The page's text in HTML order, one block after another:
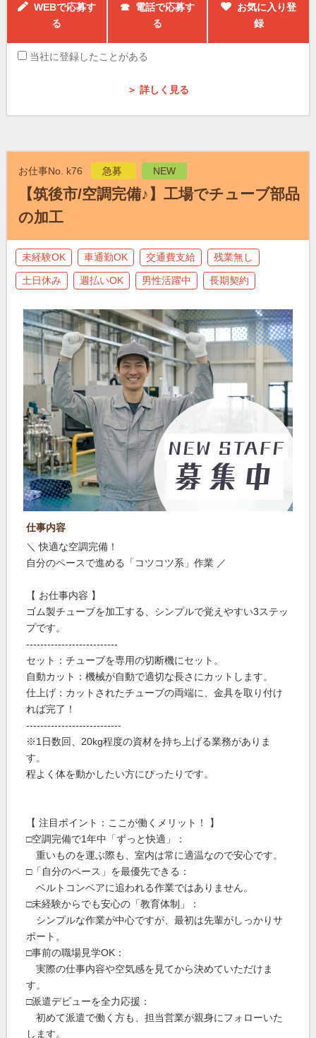
WEBで応募す
る
☎ 電話で応募す
る
お気に入り登
録
当社に登録したことがある
＞ 詳しく見る
お仕事No. k76 急募 NEW
【筑後市/空調完備♪】工場でチューブ部品
の加工
未経験OK 車通勤OK 交通費支給 残業無し
土日休み 週払いOK 男性活躍中 長期契約
仕事内容
＼ 快適な空調完備！
自分のペースで進める「コツコツ系」作業 ／
【 お仕事内容 】
ゴム製チューブを加工する、シンプルで覚えやすい3ステッ
プです。
--------------------------
セット：チューブを専用の切断機にセット。
自動カット：機械が自動で適切な長さにカットします。
仕上げ：カットされたチューブの両端に、金具を取り付け
れば完了！
---------------------------
※1日数回、20kg程度の資材を持ち上げる業務がありま
す。
程よく体を動かしたい方にぴったりです。
【 注目ポイント：ここが働くメリット！ 】
□空調完備で1年中「ずっと快適」：
重いものを運ぶ際も、室内は常に適温なので安心です。
□「自分のペース」を最優先できる：
ベルトコンベアに追われる作業ではありません。
□未経験からでも安心の「教育体制」：
シンプルな作業が中心ですが、最初は先輩がしっかりサ
ポート。
□事前の職場見学OK：
実際の仕事内容や空気感を見てから決めていただけま
す。
□派遣デビューを全力応援：
初めて派遣で働く方も、担当営業が親身にフォローいた
します。